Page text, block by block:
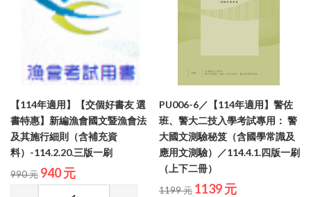
【114年適用】【交個好書友 選
書特惠】新編漁會國文暨漁會法
及其施行細則（含補充資
料）-114.2.20.三版一刷
990 元 940 元
PU006-6／【114年適用】警佐
班、警大二技入學考試專用： 警
大國文測驗秘笈（含國學常識及
應用文測驗）／114.4.1.四版一刷
（上下二冊）
1199 元 1139 元